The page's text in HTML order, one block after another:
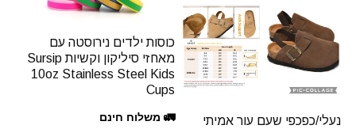
נעלי/כפכפי שעם עור אמיתי
כוסות ילדים נירוסטה עם
מאחזי סיליקון וקשיות Sursip
10oz Stainless Steel Kids
Cups
🚛 משלוח חינם